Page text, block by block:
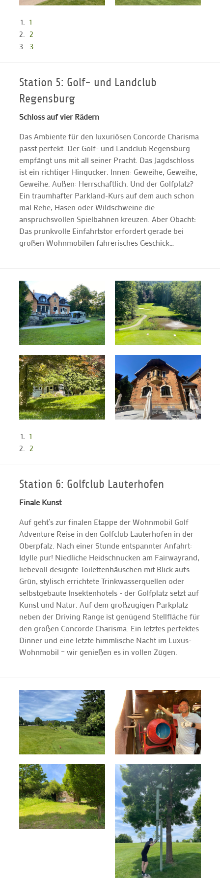
1
2
3
Station 5: Golf- und Landclub
Regensburg
Schloss auf vier Rädern
Das Ambiente für den luxuriösen Concorde Charisma
passt perfekt. Der Golf- und Landclub Regensburg
empfängt uns mit all seiner Pracht. Das Jagdschloss
ist ein richtiger Hingucker. Innen: Geweihe, Geweihe,
Geweihe. Außen: Herrschaftlich. Und der Golfplatz?
Ein traumhafter Parkland-Kurs auf dem auch schon
mal Rehe, Hasen oder Wildschweine die
anspruchsvollen Spielbahnen kreuzen. Aber Obacht:
Das prunkvolle Einfahrtstor erfordert gerade bei
großen Wohnmobilen fahrerisches Geschick…
1
2
Station 6: Golfclub Lauterhofen
Finale Kunst
Auf geht’s zur finalen Etappe der Wohnmobil Golf
Adventure Reise in den Golfclub Lauterhofen in der
Oberpfalz. Nach einer Stunde entspannter Anfahrt:
Idylle pur! Niedliche Heidschnucken am Fairwayrand,
liebevoll designte Toilettenhäuschen mit Blick aufs
Grün, stylisch errichtete Trinkwasserquellen oder
selbstgebaute Insektenhotels - der Golfplatz setzt auf
Kunst und Natur. Auf dem großzügigen Parkplatz
neben der Driving Range ist genügend Stellfläche für
den großen Concorde Charisma. Ein letztes perfektes
Dinner und eine letzte himmlische Nacht im Luxus-
Wohnmobil – wir genießen es in vollen Zügen.